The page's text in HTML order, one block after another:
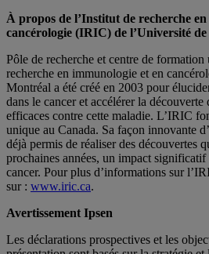
À propos de l’Institut de recherche
cancérologie (IRIC) de l’Université
Pôle de recherche et centre de
recherche en immunologie et en
Montréal a été créé en 2003 pour
dans le cancer et accélérer la
efficaces contre cette maladie. L’IRIC
unique au Canada. Sa façon innovante
déjà permis de réaliser des découvertes
prochaines années, un impact
cancer. Pour plus d’informations sur
sur : www.iric.ca.
Avertissement Ipsen
Les déclarations prospectives et les